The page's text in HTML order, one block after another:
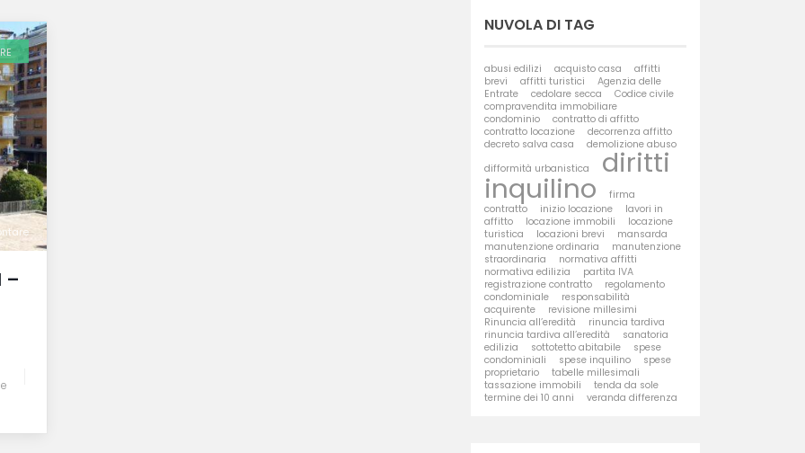
–
NUVOLA DI TAG
abusi edilizi acquisto casa
affitti
brevi
affitti turistici
Agenzia delle
Entrate
cedolare secca
Codice civile
compravendita immobiliare
condominio
contratto di affitto
contratto locazione
decorrenza affitto
decreto salva casa
demolizione abuso
difformità urbanistica
diritti
inquilino
firma
contratto
inizio locazione
lavori in
affitto
locazione immobili
locazione
turistica
locazioni brevi
mansarda
manutenzione ordinaria
manutenzione
straordinaria
normativa affitti
normativa edilizia
partita IVA
registrazione contratto
regolamento
condominiale
responsabilità
acquirente
revisione millesimi
Rinuncia all’eredità
rinuncia tardiva
rinuncia tardiva all’eredità
sanatoria
edilizia
sottotetto abitabile
spese
condominiali
spese inquilino
spese
proprietario
tabelle millesimali
tassazione immobili
tenda da sole
termine dei 10 anni
veranda differenza